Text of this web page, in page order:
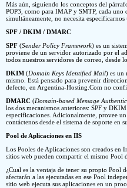
Más aún, siguiendo los conceptos del
POP3, como para IMAP y SMTP, cada uno
simultáneamente, no necesita
SPF / DKIM / DMARC
SPF (Sender Policy Framework) es un
proviene de un servidor autorizado por el
todos nuestros servidores de correo, desde
DKIM (Domain Keys Identified Mail) es un
mismo. Está pensado para prevenir
defecto, en Argentina-Hosting.Com no
DMARC (Domain-based Message
los dos mecanismos anteriores: SPF y
especificaciones. Adicionalmente, provee
contáctenos desde el sistema de soporte en
Pool de Aplicaciones en IIS
Los Pooles de Aplicaciones son creados
sitios web pueden compartir el mismo Pool
¿Cual es la ventaja de tener su propio Pool
afectarán a las ejecutadas en ese Pool
sitio web ejecuta sus aplicaciones en un